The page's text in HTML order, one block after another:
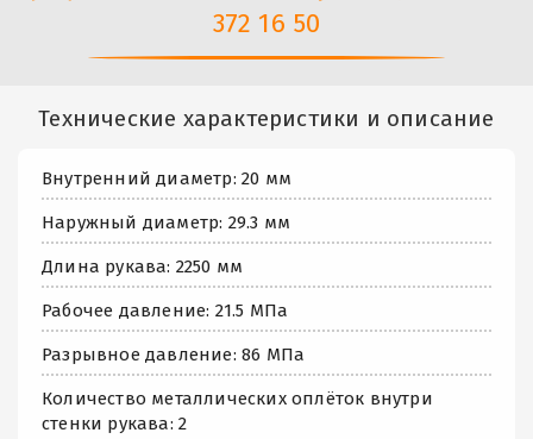
372 16 50
Технические характеристики и описание
Внутренний диаметр: 20 мм
Наружный диаметр: 29.3 мм
Длина рукава: 2250 мм
Рабочее давление: 21.5 МПа
Разрывное давление: 86 МПа
Количество металлических оплёток внутри
стенки рукава: 2